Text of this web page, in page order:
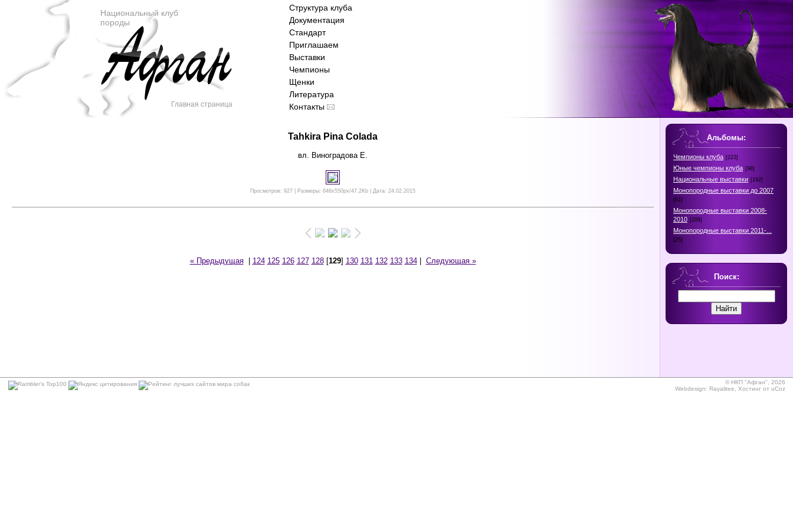
Национальный клуб
породы
Главная страница
Структура клуба
Документация
Стандарт
Приглашаем
Выставки
Чемпионы
Щенки
Литература
Контакты
Tahkira Pina Colada
вл. Виноградова Е.
Просмотров: 927 | Размеры: 648x550px/47.2Kb | Дата: 24.02.2015
« Предыдущая| 124 125 126 127 128[129] 130 131 132 133 134| Следующая »
Альбомы:
Чемпионы клуба [223]
Юные чемпионы клуба [98]
Национальные выставки [192]
Монопородные выставки до 2007
[61]
Монопородные выставки 2008-
2010 [208]
Монопородные выставки 2011-...
[25]
Поиск:
©НКП "Афган", 2026
Webdesign: Rayalitee Хостинг от uCoz